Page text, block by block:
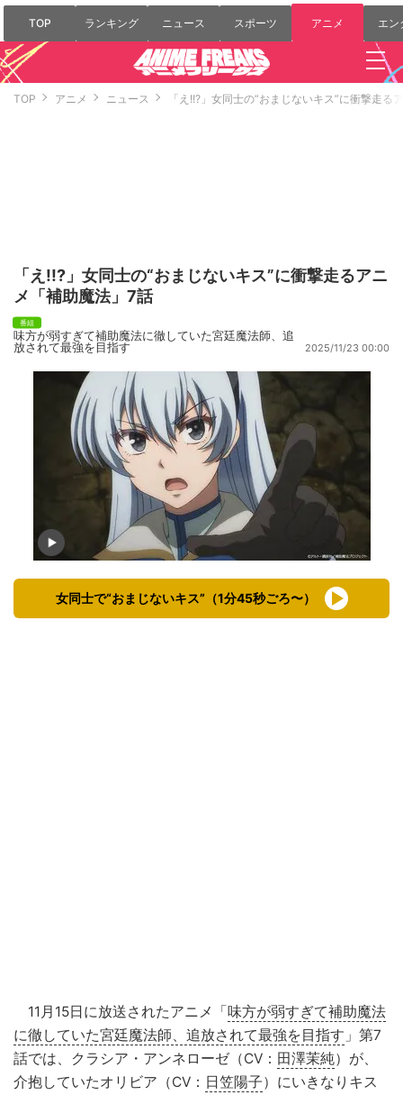
TOP ランキング ニュース スポーツ アニメ エン
TOP アニメ ニュース 「え!!?」女同士の“おまじないキス”に衝撃走る
「え!!?」女同士の“おまじないキス”に衝撃走るアニ
メ「補助魔法」7話
味方が弱すぎて補助魔法に徹していた宮廷魔法師、追
放されて最強を目指す
2025/11/23 00:00
女同士で“おまじないキス”（1分45秒ごろ〜）
11月15日に放送されたアニメ「味方が弱すぎて補助魔法
に徹していた宮廷魔法師、追放されて最強を目指す 」第7
話では、クラシア・アンネローゼ（CV： 田澤茉純）が、
介抱していたオリビア（CV： 日笠陽子）にいきなりキス